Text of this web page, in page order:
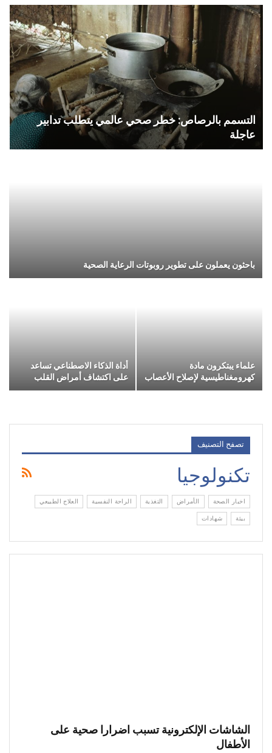
التسمم بالرصاص: خطر صحي عالمي يتطلب تدابير
عاجلة
باحثون يعملون على تطوير روبوتات الرعاية الصحية
علماء يبتكرون مادة
كهرومغناطيسية لإصلاح الأعصاب
أداة الذكاء الاصطناعي تساعد
على اكتشاف أمراض القلب
تصفح التصنيف
تكنولوجيا
اخبار الصحة الأمراض التغذية الراحة النفسية
العلاج الطبيعي
بيئة
شهادات
الشاشات الإلكترونية تسبب اضرارا صحية على
الأطفال